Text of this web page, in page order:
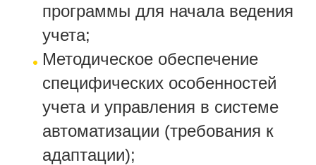
программы для начала ведения
учета;
Методическое обеспечение
специфических особенностей
учета и управления в системе
автоматизации (требования к
адаптации);